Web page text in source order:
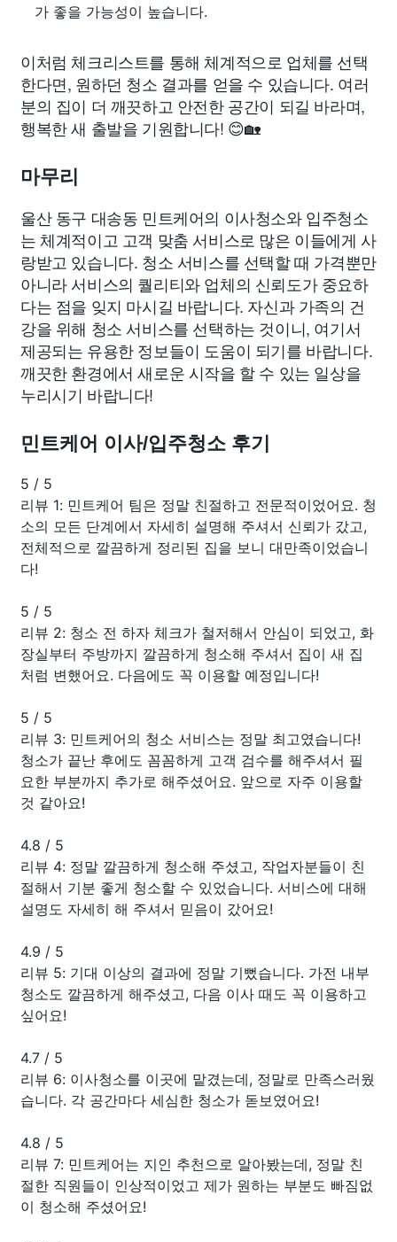
가 좋을 가능성이 높습니다.
이처럼 체크리스트를 통해 체계적으로 업체를 선택
한다면, 원하던 청소 결과를 얻을 수 있습니다. 여러
분의 집이 더 깨끗하고 안전한 공간이 되길 바라며,
행복한 새 출발을 기원합니다! 😊🏡
마무리
울산 동구 대송동 민트케어의 이사청소와 입주청소
는 체계적이고 고객 맞춤 서비스로 많은 이들에게 사
랑받고 있습니다. 청소 서비스를 선택할 때 가격뿐만
아니라 서비스의 퀄리티와 업체의 신뢰도가 중요하
다는 점을 잊지 마시길 바랍니다. 자신과 가족의 건
강을 위해 청소 서비스를 선택하는 것이니, 여기서
제공되는 유용한 정보들이 도움이 되기를 바랍니다.
깨끗한 환경에서 새로운 시작을 할 수 있는 일상을
누리시기 바랍니다!
민트케어 이사/입주청소 후기
5 / 5
리뷰 1: 민트케어 팀은 정말 친절하고 전문적이었어요. 청
소의 모든 단계에서 자세히 설명해 주셔서 신뢰가 갔고,
전체적으로 깔끔하게 정리된 집을 보니 대만족이었습니
다!
5 / 5
리뷰 2: 청소 전 하자 체크가 철저해서 안심이 되었고, 화
장실부터 주방까지 깔끔하게 청소해 주셔서 집이 새 집
처럼 변했어요. 다음에도 꼭 이용할 예정입니다!
5 / 5
리뷰 3: 민트케어의 청소 서비스는 정말 최고였습니다!
청소가 끝난 후에도 꼼꼼하게 고객 검수를 해주셔서 필
요한 부분까지 추가로 해주셨어요. 앞으로 자주 이용할
것 같아요!
4.8 / 5
리뷰 4: 정말 깔끔하게 청소해 주셨고, 작업자분들이 친
절해서 기분 좋게 청소할 수 있었습니다. 서비스에 대해
설명도 자세히 해 주셔서 믿음이 갔어요!
4.9 / 5
리뷰 5: 기대 이상의 결과에 정말 기뻤습니다. 가전 내부
청소도 깔끔하게 해주셨고, 다음 이사 때도 꼭 이용하고
싶어요!
4.7 / 5
리뷰 6: 이사청소를 이곳에 맡겼는데, 정말로 만족스러웠
습니다. 각 공간마다 세심한 청소가 돋보였어요!
4.8 / 5
리뷰 7: 민트케어는 지인 추천으로 알아봤는데, 정말 친
절한 직원들이 인상적이었고 제가 원하는 부분도 빠짐없
이 청소해 주셨어요!